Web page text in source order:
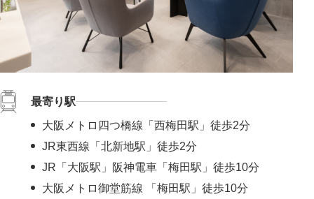
最寄り駅
大阪メトロ四つ橋線「西梅田駅」徒歩2分
JR東西線「北新地駅」徒歩2分
JR「大阪駅」阪神電車「梅田駅」徒歩10分
大阪メトロ御堂筋線 「梅田駅」徒歩10分